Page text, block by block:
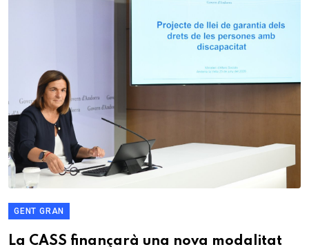
GENT GRAN
La CASS finançarà una nova modalitat